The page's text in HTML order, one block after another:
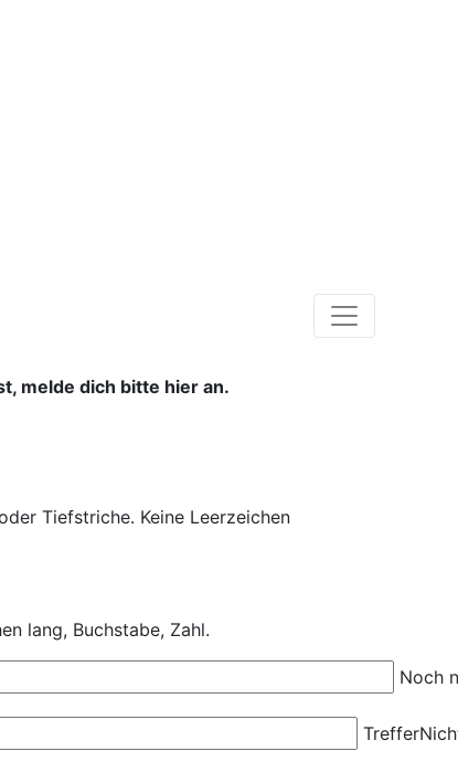
melde dich bitte hier an.
Tiefstriche. Keine Leerzeichen
lang, Buchstabe, Zahl.
Noch
Treffer